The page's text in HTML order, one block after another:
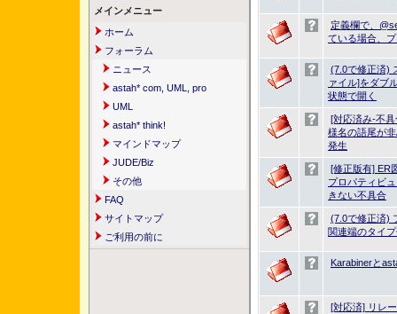
メインメニュー
ホーム
フォーラム
ニュース
astah* com, UML, pro
UML
astah* think!
マインドマップ
JUDE/Biz
その他
FAQ
サイトマップ
ご利用の前に
定義欄で、
ている場合、
(7.0で修正済)
ァイル]をダブ
状態で開く
[対応済み-不
様名の語尾が
発生
[修正版有] ER
プロパティビ
きない不具合
(7.0で修正済)
関連端のタイ
Karabinerと
[対応済] リレ